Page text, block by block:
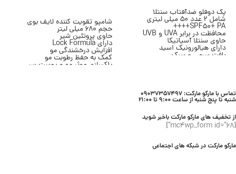
پک دوقلو ضدآفتاب سنتلا
شامل 2 عدد 50 میلی لیتری
SPF50+ PA++++
محافظت در برابر UVA و UVB
حاوی سنتلا آسیاتیکا
دارای هیالورونیک اسید
بافت سرمی و سبک
شامپو تقویت کننده لایف بوی
حجم 680 میلی لیتر
حاوی پروتئین شیر
دارای Lock Formula
افزایش درخشندگی مو
کمک به حفظ رطوبت مو
پاکسازی موثر مو و پوست سر
تماس با مارکو مارکت: 09037357497
شنبه تا پنج شنبه از ساعت 9:00 تا 21:00
از تخفیف های مارکو مارکت باخبر شوید
[mc4wp_form id="68"]
مارکو مارکت در شبکه های اجتماعی